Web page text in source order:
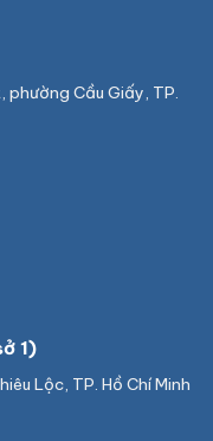
Cầu Giấy, TP.
1)
Lộc, TP. Hồ Chí Minh